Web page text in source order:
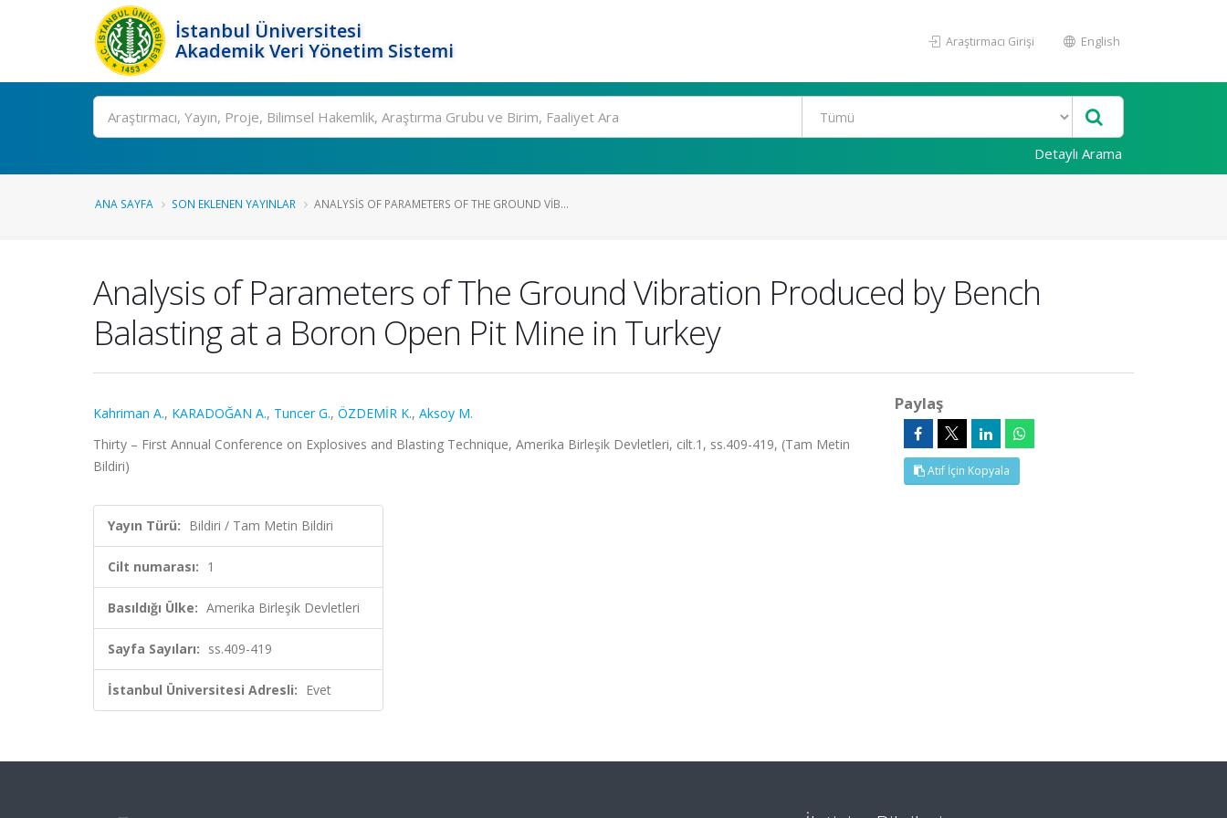
İstanbul Üniversitesi
Akademik Veri Yönetim Sistemi
Araştırmacı Girişi English
Ara
Detaylı Arama
ANA SAYFA SON EKLENEN YAYINLAR ANALYSIS OF PARAMETERS OF THE GROUND VIB...
Analysis of Parameters of The Ground Vibration Produced by Bench
Balasting at a Boron Open Pit Mine in Turkey
Kahriman A., KARADOĞAN A., Tuncer G., ÖZDEMİR K., Aksoy M.
Thirty – First Annual Conference on Explosives and Blasting Technique, Amerika Birleşik Devletleri, cilt.1, ss.409-419, (Tam Metin
Bildiri)
Yayın Türü: Bildiri / Tam Metin Bildiri
Cilt numarası: 1
Basıldığı Ülke: Amerika Birleşik Devletleri
Sayfa Sayıları: ss.409-419
İstanbul Üniversitesi Adresli: Evet
Paylaş
Atıf İçin Kopyala